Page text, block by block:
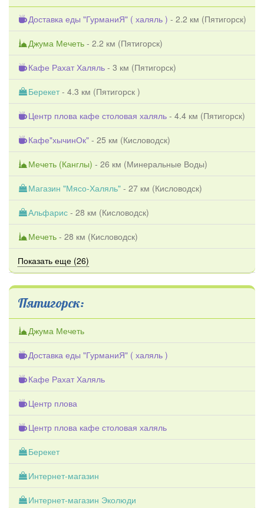
Доставка еды "ГурманиЯ" ( халяль ) - 2.2 км (Пятигорск)
Джума Мечеть - 2.2 км (Пятигорск)
Кафе Рахат Халяль - 3 км (Пятигорск)
Берекет - 4.3 км (Пятигорск )
Центр плова кафе столовая халяль - 4.4 км (Пятигорск)
Кафе"хычинОк" - 25 км (Кисловодск)
Мечеть (Канглы) - 26 км (Минеральные Воды)
Магазин "Мясо-Халяль" - 27 км (Кисловодск)
Альфарис - 28 км (Кисловодск)
Мечеть - 28 км (Кисловодск)
Показать еще (26)
Пятигорск:
Джума Мечеть
Доставка еды "ГурманиЯ" ( халяль )
Кафе Рахат Халяль
Центр плова
Центр плова кафе столовая халяль
Берекет
Интернет-магазин
Интернет-магазин Эколюди